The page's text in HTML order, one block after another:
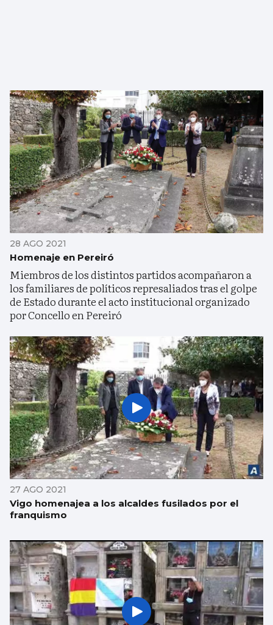
28 AGO 2021
Homenaje en Pereiró
Miembros de los distintos partidos acompañaron a
los familiares de políticos represaliados tras el golpe
de Estado durante el acto institucional organizado
por Concello en Pereiró
27 AGO 2021
Vigo homenajea a los alcaldes fusilados por el
franquismo